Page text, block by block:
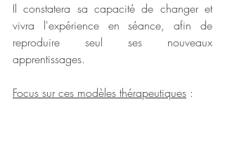
Il constatera sa capacité de changer et
vivra l'expérience en séance, afin de
reproduire seul ses nouveaux
apprentissages.
Focus sur ces modèles thérapeutiques :